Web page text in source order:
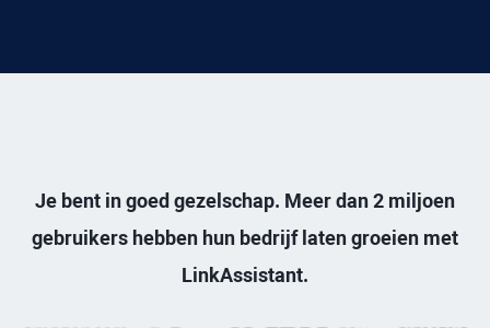
Je bent in goed gezelschap. Meer dan 2 miljoen
gebruikers hebben hun bedrijf laten groeien met
LinkAssistant.